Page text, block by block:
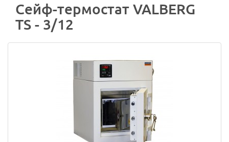
Сейф-термостат VALBERG
TS - 3/12